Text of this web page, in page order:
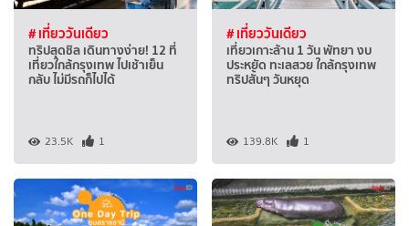
# เที่ยววันเดียว
ทริปสุดชิล เดินทางง่าย! 12 ที่
เที่ยวใกล้กรุงเทพ ไปเช้าเย็น
กลับ ไม่มีรถก็ไปได้
23.5K 1
# เที่ยววันเดียว
เที่ยวเกาะล้าน 1 วัน พัทยา งบ
ประหยัด ทะเลสวย ใกล้กรุงเทพ
ทริปสั้นๆ วันหยุด
139.8K 1